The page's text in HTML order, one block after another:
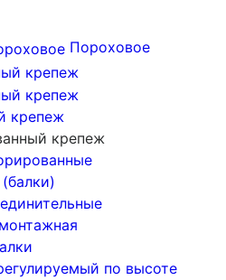
Пороховое
крепеж
крепеж
по высоте